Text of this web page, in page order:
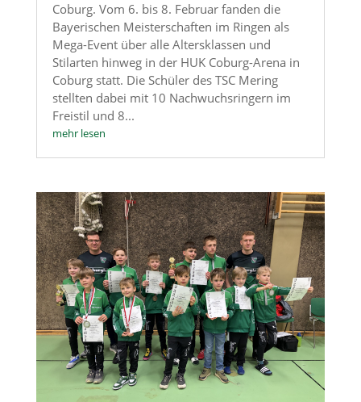
Coburg. Vom 6. bis 8. Februar fanden die
Bayerischen Meisterschaften im Ringen als
Mega-Event über alle Altersklassen und
Stilarten hinweg in der HUK Coburg-Arena in
Coburg statt. Die Schüler des TSC Mering
stellten dabei mit 10 Nachwuchsringern im
Freistil und 8...
mehr lesen